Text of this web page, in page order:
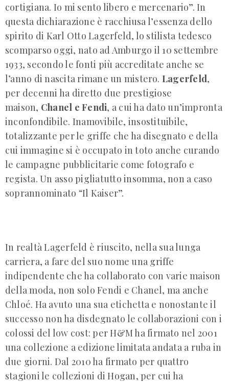
cortigiana. Io mi sento libero e mercenario”. In
questa dichiarazione è racchiusa l’essenza dello
spirito di Karl Otto Lagerfeld, lo stilista tedesco
scomparso oggi, nato ad Amburgo il 10 settembre
1933, secondo le fonti più accreditate anche se
l’anno di nascita rimane un mistero. Lagerfeld,
per decenni ha diretto due prestigiose
maison, Chanel e Fendi, a cui ha dato un’impronta
inconfondibile. Inamovibile, insostituibile,
totalizzante per le griffe che ha disegnato e della
cui immagine si è occupato in toto anche curando
le campagne pubblicitarie come fotografo e
regista. Un asso pigliatutto insomma, non a caso
soprannominato “Il Kaiser”.
In realtà Lagerfeld è riuscito, nella sua lunga
carriera, a fare del suo nome una griffe
indipendente che ha collaborato con varie maison
della moda, non solo Fendi e Chanel, ma anche
Chloé. Ha avuto una sua etichetta e nonostante il
successo non ha disdegnato le collaborazioni con i
colossi del low cost: per H&M ha firmato nel 2001
una collezione a edizione limitata andata a ruba in
due giorni. Dal 2010 ha firmato per quattro
stagioni le collezioni di Hogan, per cui ha